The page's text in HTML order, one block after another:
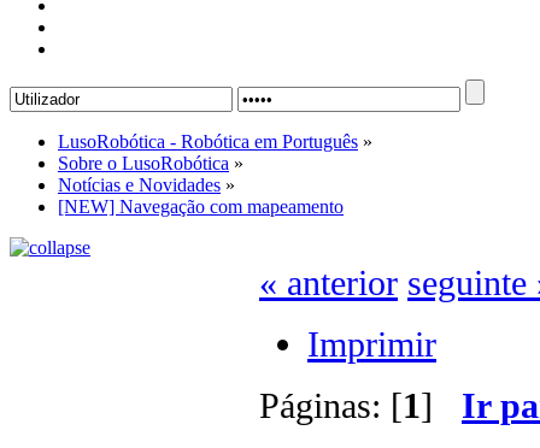
LusoRobótica - Robótica em Português »
Sobre o LusoRobótica »
Notícias e Novidades »
[NEW] Navegação com mapeamento
« anterior seguinte
Imprimir
Páginas: [1] Ir